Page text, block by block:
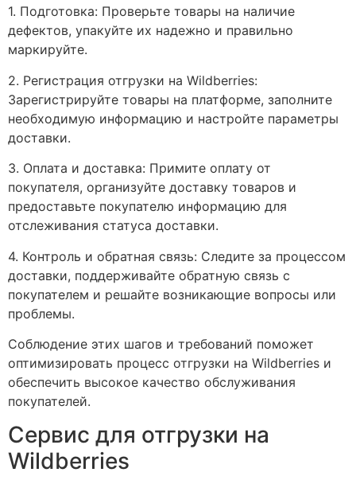
1. Подготовка: Проверьте товары на наличие
дефектов, упакуйте их надежно и правильно
маркируйте.
2. Регистрация отгрузки на Wildberries:
Зарегистрируйте товары на платформе, заполните
необходимую информацию и настройте параметры
доставки.
3. Оплата и доставка: Примите оплату от
покупателя, организуйте доставку товаров и
предоставьте покупателю информацию для
отслеживания статуса доставки.
4. Контроль и обратная связь: Следите за процессом
доставки, поддерживайте обратную связь с
покупателем и решайте возникающие вопросы или
проблемы.
Соблюдение этих шагов и требований поможет
оптимизировать процесс отгрузки на Wildberries и
обеспечить высокое качество обслуживания
покупателей.
Сервис для отгрузки на
Wildberries